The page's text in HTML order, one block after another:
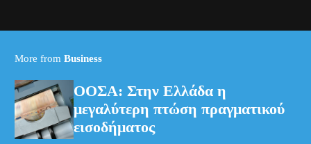
More from Business
ΟΟΣΑ: Στην Ελλάδα η
μεγαλύτερη πτώση πραγματικού
εισοδήματος